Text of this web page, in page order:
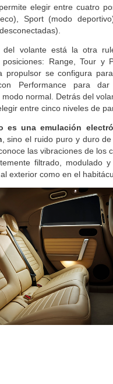
elegir entre cuatro
Sport (modo
volante está la otra
posiciones: Range, Tour y
propulsor se configura
Performance para
normal. Detrás del
entre cinco niveles de
es una emulación
, sino el ruido puro y duro
las vibraciones de los
filtrado, modulado y
exterior como en el